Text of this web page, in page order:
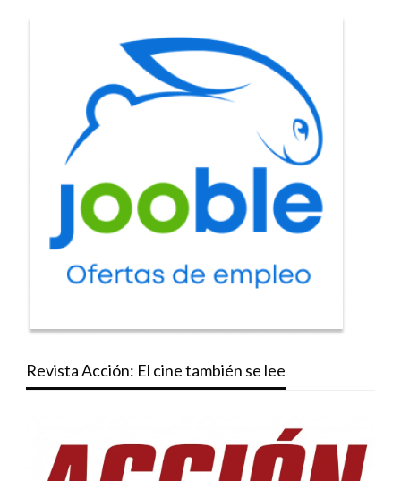
Revista Acción: El cine también se lee